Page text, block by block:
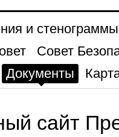
и стенограммы
Совет
Документы
сайт